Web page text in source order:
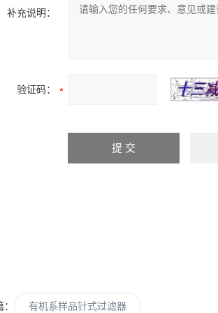
补充说明：
验证码：
有机系样品针式过滤器